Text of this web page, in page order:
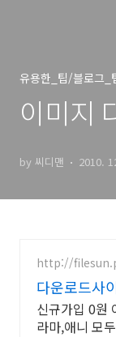
유용한_팁/블로그_
이미지
by 씨디맨 2010.
http://
다운로드사
고속, 4K 실
신규가입 0원
라마,애니 모